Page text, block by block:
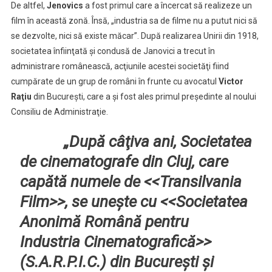
De altfel, Jenovics a fost primul care a încercat să realizeze un
film în această zonă. Însă, „industria sa de filme nu a putut nici să
se dezvolte, nici să existe măcar”. După realizarea Unirii din 1918,
societatea înfiinţată şi condusă de Janovici a trecut în
administrare românească, acţiunile acestei societăţi fiind
cumpărate de un grup de români în frunte cu avocatul Victor
Raţiu din Bucureşti, care a şi fost ales primul preşedinte al noului
Consiliu de Administraţie.
„După câţiva ani, Societatea
de cinematografe din Cluj, care
capătă numele de <<Transilvania
Film>>, se uneşte cu <<Societatea
Anonimă Română pentru
Industria Cinematografică>>
(S.A.R.P.I.C.) din Bucureşti şi